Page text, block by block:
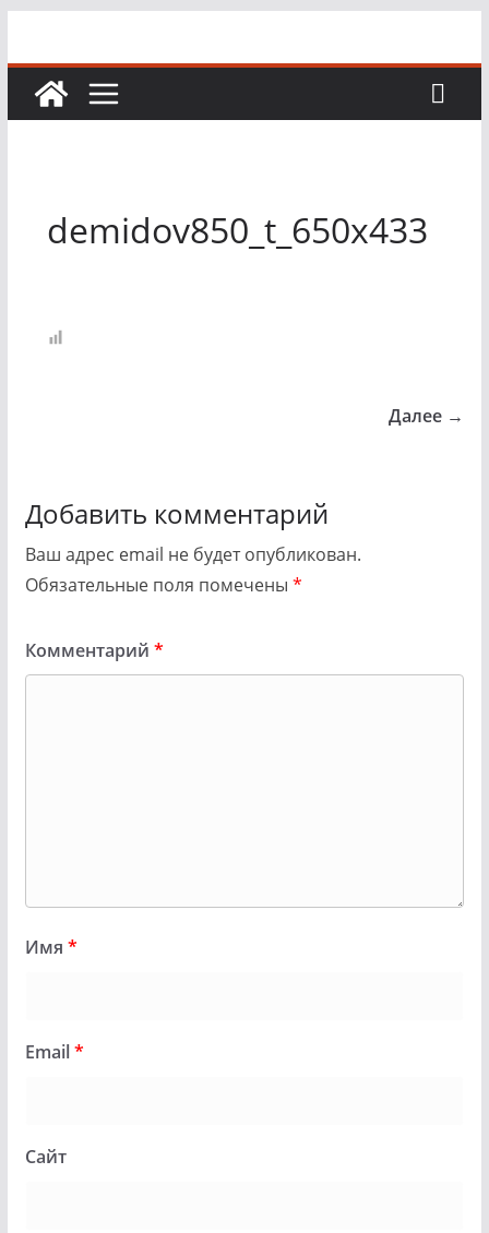
содержимому
demidov850_t_650x433
Далее →
Добавить комментарий
Ваш адрес email не будет опубликован.
Обязательные поля помечены *
Комментарий *
Имя *
Email*
Сайт